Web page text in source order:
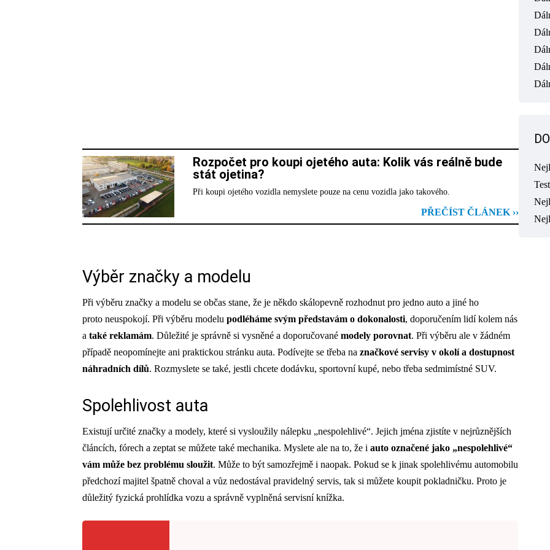
Rozpočet pro koupi ojetého auta: Kolik vás reálně bude
stát ojetina?
Při koupi ojetého vozidla nemyslete pouze na cenu vozidla jako takového.
PŘEČÍST ČLÁNEK ››
Výběr značky a modelu
Při výběru značky a modelu se občas stane, že je někdo skálopevně rozhodnut pro jedno auto a jiné ho
proto neuspokojí. Při výběru modelu podléháme svým představám o dokonalosti, doporučením lidí kolem nás
a také reklamám. Důležité je správně si vysněné a doporučované modely porovnat. Při výběru ale v žádném
případě neopomínejte ani praktickou stránku auta. Podívejte se třeba na značkové servisy v okolí a dostupnost
náhradních dílů. Rozmyslete se také, jestli chcete dodávku, sportovní kupé, nebo třeba sedmimístné SUV.
Spolehlivost auta
Existují určité značky a modely, které si vysloužily nálepku „nespolehlivé“. Jejich jména zjistíte v nejrůznějších
článcích, fórech a zeptat se můžete také mechanika. Myslete ale na to, že i auto označené jako „nespolehlivé“
vám může bez problému sloužit. Může to být samozřejmě i naopak. Pokud se k jinak spolehlivému automobilu
předchozí majitel špatně choval a vůz nedostával pravidelný servis, tak si můžete koupit pokladničku. Proto je
důležitý fyzická prohlídka vozu a správně vyplněná servisní knížka.